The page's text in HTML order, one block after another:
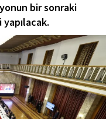
bir sonraki